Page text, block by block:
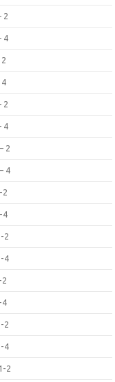
2
4
4
2
4
2
4
2
4
2
4
2
4
2
4
2